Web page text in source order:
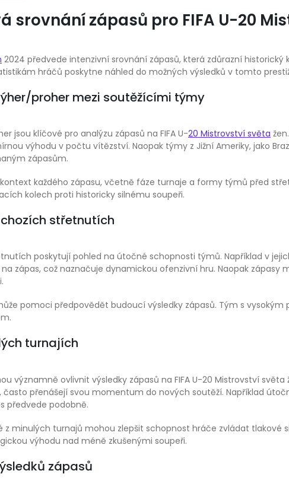
srovnání zápasů pro FIFA U-20
2024 předvede intenzivní srovnání zápasů, která zdůrazní
hráčů poskytne náhled do možných výsledků v tomto
proher mezi soutěžícími týmy
jsou klíčové pro analýzu zápasů na FIFA U-20 Mistrovství světa
výhodu v počtu vítězství. Naopak týmy z Jižní Ameriky, jako
zápasům.
každého zápasu, včetně fáze turnaje a formy týmů před
kolech proti historicky silnému soupeři.
střetnutích
poskytují pohled na útočné schopnosti týmů. Například v
zápas, což naznačuje dynamickou ofenzivní hru. Naopak zápasy
pomoci předpovědět budoucí výsledky zápasů. Tým s
turnajích
významně ovlivnit výsledky zápasů na FIFA U-20 Mistrovství
přenášejí svou momentum do nových soutěží. Například
předvede podobně.
z minulých turnajů mohou zlepšit schopnost hráče zvládat tlakové
výhodu nad méně zkušenými soupeři.
zápasů